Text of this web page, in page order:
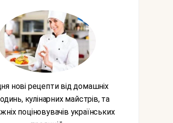
кулінарних майстрів, та
поціновувачів українських